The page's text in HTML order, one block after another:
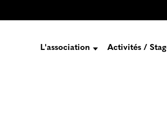
L'association Activités /